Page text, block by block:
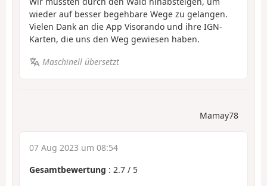
wieder auf besser begehbare Wege zu gelangen.
Vielen Dank an die App Visorando und ihre IGN-
Karten, die uns den Weg gewiesen haben.
Maschinell übersetzt
Mamay78
07 Aug 2023 um 08:54
Gesamtbewertung : 2.7 / 5